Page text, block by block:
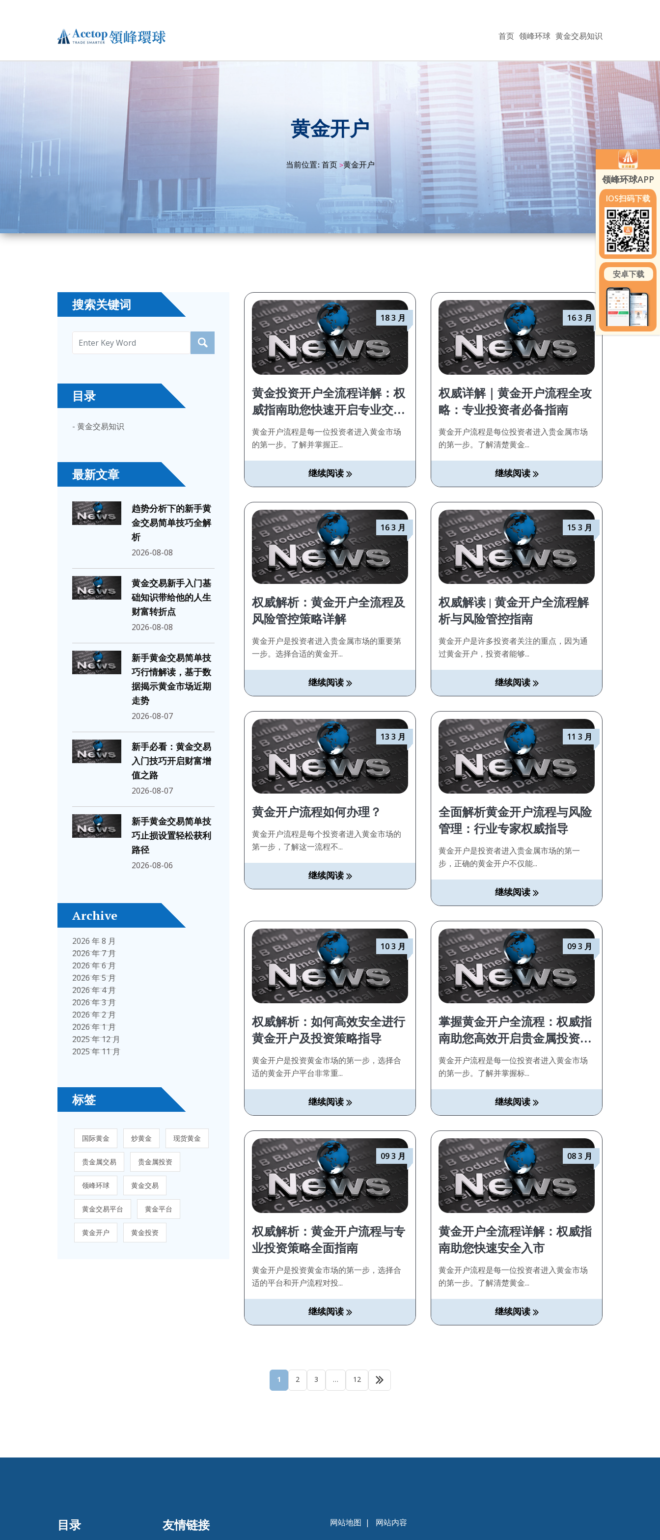
首页 领峰环球 黄金交易知识
黄金开户
当前位置: 首页 >黄金开户
搜索关键词
目录
- 黄金交易知识
最新文章
趋势分析下的新手黄
金交易简单技巧全解
析
2026-08-08
黄金交易新手入门基
础知识带给他的人生
财富转折点
2026-08-08
新手黄金交易简单技
巧行情解读，基于数
据揭示黄金市场近期
走势
2026-08-07
新手必看：黄金交易
入门技巧开启财富增
值之路
2026-08-07
新手黄金交易简单技
巧止损设置轻松获利
路径
2026-08-06
Archive
2026 年 8 月
2026 年 7 月
2026 年 6 月
2026 年 5 月
2026 年 4 月
2026 年 3 月
2026 年 2 月
2026 年 1 月
2025 年 12 月
2025 年 11 月
标签
国际黄金 炒黄金 现货黄金
贵金属交易 贵金属投资
领峰环球 黄金交易
黄金交易平台 黄金平台
黄金开户 黄金投资
18 3 月
黄金投资开户全流程详解：权
威指南助您快速开启专业交易
之路
黄金开户流程是每一位投资者进入黄金市场
的第一步。了解并掌握正...
继续阅读
16 3 月
权威详解｜黄金开户流程全攻
略：专业投资者必备指南
黄金开户流程是每位投资者进入贵金属市场
的第一步。了解清楚黄金...
继续阅读
16 3 月
权威解析：黄金开户全流程及
风险管控策略详解
黄金开户是投资者进入贵金属市场的重要第
一步。选择合适的黄金开...
继续阅读
15 3 月
权威解读 | 黄金开户全流程解
析与风险管控指南
黄金开户是许多投资者关注的重点，因为通
过黄金开户，投资者能够...
继续阅读
13 3 月
黄金开户流程如何办理？
黄金开户流程是每个投资者进入黄金市场的
第一步，了解这一流程不...
继续阅读
11 3 月
全面解析黄金开户流程与风险
管理：行业专家权威指导
黄金开户是投资者进入贵金属市场的第一
步，正确的黄金开户不仅能...
继续阅读
10 3 月
权威解析：如何高效安全进行
黄金开户及投资策略指导
黄金开户是投资黄金市场的第一步，选择合
适的黄金开户平台非常重...
继续阅读
09 3 月
掌握黄金开户全流程：权威指
南助您高效开启贵金属投资之
路
黄金开户流程是每一位投资者进入黄金市场
的第一步。了解并掌握标...
继续阅读
09 3 月
权威解析：黄金开户流程与专
业投资策略全面指南
黄金开户是投资黄金市场的第一步，选择合
适的平台和开户流程对投...
继续阅读
08 3 月
黄金开户全流程详解：权威指
南助您快速安全入市
黄金开户流程是每一位投资者进入黄金市场
的第一步。了解清楚黄金...
继续阅读
1 2 3 … 12
目录 友情链接 网站地图 | 网站内容
领峰环球APP
IOS扫码下载
安卓下载